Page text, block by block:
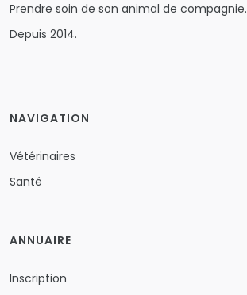
Prendre soin de son animal de compagnie.
Depuis 2014.
NAVIGATION
Vétérinaires
Santé
ANNUAIRE
Inscription